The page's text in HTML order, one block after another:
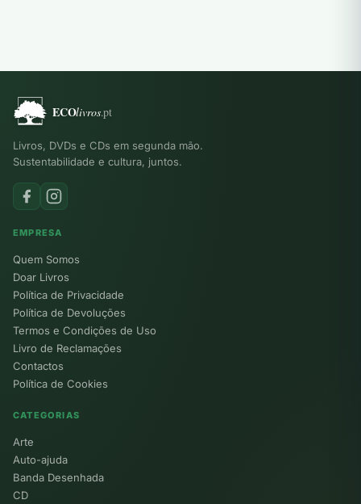
Livros, DVDs e CDs em segunda mão.
Sustentabilidade e cultura, juntos.
EMPRESA
Quem Somos
Doar Livros
Política de Privacidade
Política de Devoluções
Termos e Condições de Uso
Livro de Reclamações
Contactos
Política de Cookies
CATEGORIAS
Arte
Auto-ajuda
Banda Desenhada
CD